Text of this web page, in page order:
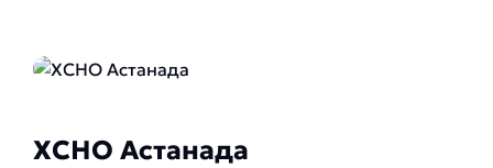
XCHO Астанада